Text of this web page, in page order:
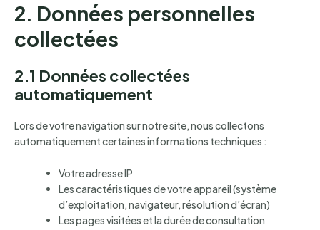
2. Données personnelles
collectées
2.1 Données collectées
automatiquement
Lors de votre navigation sur notre site, nous collectons
automatiquement certaines informations techniques :
Votre adresse IP
Les caractéristiques de votre appareil (système
d’exploitation, navigateur, résolution d’écran)
Les pages visitées et la durée de consultation